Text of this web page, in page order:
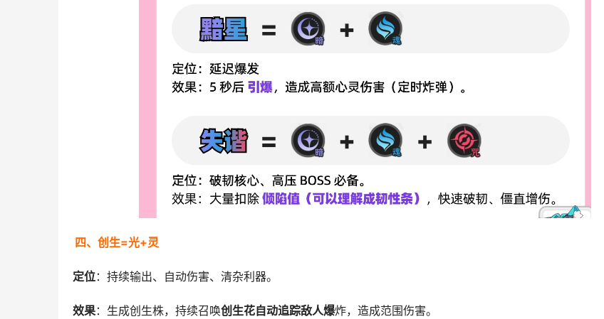
四、创生=光+灵
定位：持续输出、自动伤害、清杂利器。
效果：生成创生株，持续召唤创生花自动追踪敌人爆炸，造成范围伤害。